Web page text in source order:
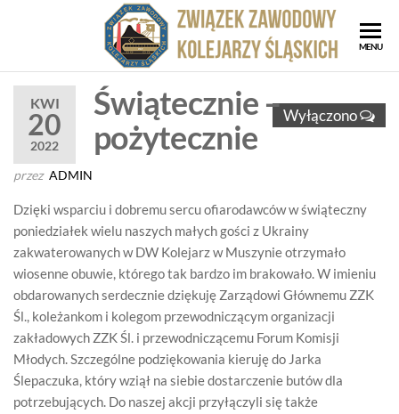
MENU
KWI
20
2022
Wyłączono
Świątecznie –
pożytecznie
przez ADMIN
Dzięki wsparciu i dobremu sercu ofiarodawców w świąteczny
poniedziałek wielu naszych małych gości z Ukrainy
zakwaterowanych w DW Kolejarz w Muszynie otrzymało
wiosenne obuwie, którego tak bardzo im brakowało. W imieniu
obdarowanych serdecznie dziękuję Zarządowi Głównemu ZZK
Śl., koleżankom i kolegom przewodniczącym organizacji
zakładowych ZZK Śl. i przewodniczącemu Forum Komisji
Młodych. Szczególne podziękowania kieruję do Jarka
Ślepaczuka, który wziął na siebie dostarczenie butów dla
potrzebujących. Do naszej akcji przyłączyli się także